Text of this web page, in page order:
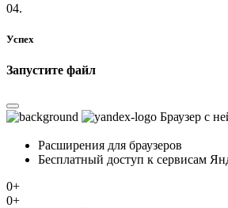
04.
Успех
Запустите файл
Браузер с
Расширения для браузеров
Бесплатный доступ к сервисам
0+
0+